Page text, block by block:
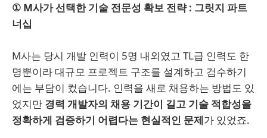
① M사가 선택한 기술 전문성 확보 전략 : 그릿지 파트
너십
M사는 당시 개발 인력이 5명 내외였고 TL급 인력도 한
명뿐이라 대규모 프로젝트 구조를 설계하고 검수하기
에는 부담이 컸습니다. 인력을 새로 채용하는 방법도 있
었지만 경력 개발자의 채용 기간이 길고 기술 적합성을
정확하게 검증하기 어렵다는 현실적인 문제가 있었죠.